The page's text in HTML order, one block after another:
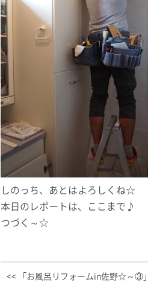
しのっち、あとはよろしくね☆
本日のレポートは、ここまで♪
つづく～☆
<< 「お風呂リフォームin佐野☆～③」